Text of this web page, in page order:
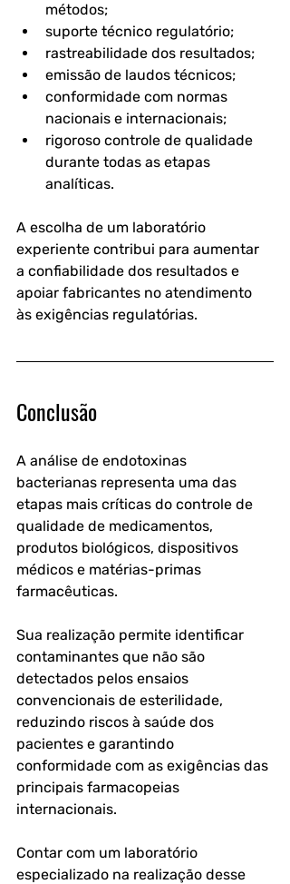
métodos;
suporte técnico regulatório;
rastreabilidade dos resultados;
emissão de laudos técnicos;
conformidade com normas
nacionais e internacionais;
rigoroso controle de qualidade
durante todas as etapas
analíticas.
A escolha de um laboratório
experiente contribui para aumentar
a confiabilidade dos resultados e
apoiar fabricantes no atendimento
às exigências regulatórias.
Conclusão
A análise de endotoxinas
bacterianas representa uma das
etapas mais críticas do controle de
qualidade de medicamentos,
produtos biológicos, dispositivos
médicos e matérias-primas
farmacêuticas.
Sua realização permite identificar
contaminantes que não são
detectados pelos ensaios
convencionais de esterilidade,
reduzindo riscos à saúde dos
pacientes e garantindo
conformidade com as exigências das
principais farmacopeias
internacionais.
Contar com um laboratório
especializado na realização desse